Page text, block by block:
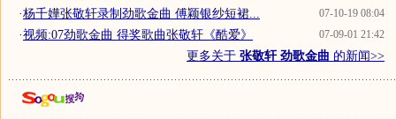
07-10-19 08:04
·杨千嬅张敬轩录制劲歌金曲 傅颖银纱短裙...
07-09-01 21:42
·视频:07劲歌金曲 得奖歌曲张敬轩《酷爱》
更多关于 张敬轩 劲歌金曲 的新闻>>